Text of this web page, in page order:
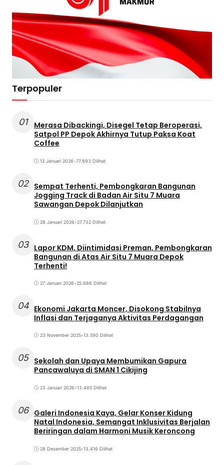
Terpopuler
01
Merasa Dibackingi, Disegel Tetap Beroperasi,
Satpol PP Depok Akhirnya Tutup Paksa Koat
Coffee
12 Januari 2026•77.893 Dilihat
02 Sempat Terhenti, Pembongkaran Bangunan
Jogging Track di Badan Air Situ 7 Muara
Sawangan Depok Dilanjutkan
28 Januari 2026•27.732 Dilihat
03 Lapor KDM, Diintimidasi Preman, Pembongkaran
Bangunan di Atas Air Situ 7 Muara Depok
Terhenti!
27 Januari 2026•25.686 Dilihat
04 Ekonomi Jakarta Moncer, Disokong Stabilnya
Inflasi dan Terjaganya Aktivitas Perdagangan
23 November 2025•13.590 Dilihat
05 Sekolah dan Upaya Membumikan Gapura
Pancawaluya di SMAN 1 Cikijing
23 Januari 2026•13.485 Dilihat
06 Galeri Indonesia Kaya, Gelar Konser Kidung
Natal Indonesia, Semangat Inklusivitas Berjalan
Beriringan dalam Harmoni Musik Keroncong
28 Desember 2025•13.416 Dilihat